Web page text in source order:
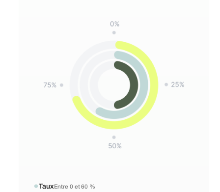
● Taux Entre 0 et 60 %